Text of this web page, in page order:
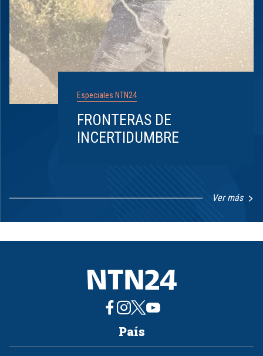
Especiales NTN24
FRONTERAS DE
INCERTIDUMBRE
Ver más
1
8
País